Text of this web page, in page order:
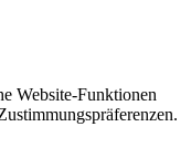
Website-Funktionen